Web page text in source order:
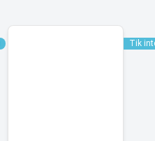
Tik